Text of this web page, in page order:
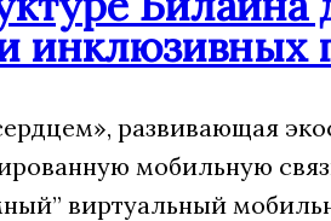
инклюзивных
развивающая
мобильную
виртуальный